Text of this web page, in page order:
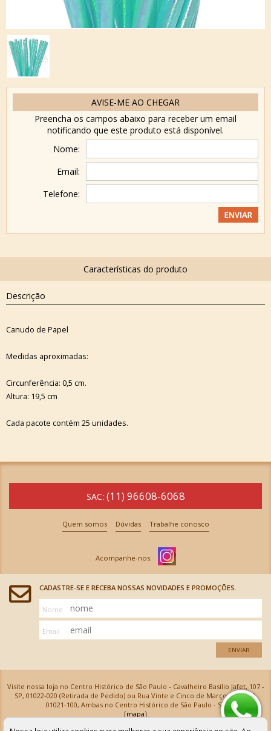
AVISE-ME AO CHEGAR
Preencha os campos abaixo para receber um email
notificando que este produto está disponível.
Nome:
Email:
Telefone:
Descrição
Canudo de Papel
Medidas aproximadas:
Circunferência: 0,5 cm.
Altura: 19,5 cm
Cada pacote contém 25 unidades.
SAC: (11) 96608-6068
Quem somos Dúvidas Trabalhe conosco
CADASTRE-SE E RECEBA NOSSAS NOVIDADES E PROMOÇÕES.
Nome
Email
ENVIAR
Visite nossa loja no Centro Histórico de São Paulo - Cavalheiro Basílio Jafet, 107 -
SP, 01022-020 (Retirada de Pedido) ou Rua Vinte e Cinco de Março, 576 - SP,
01021-100, Ambas no Centro Histórico de São Paulo - SP
[mapa]
Armarinhos Santa Cecília Ltda | CNPJ: 61.069.639/0001-18